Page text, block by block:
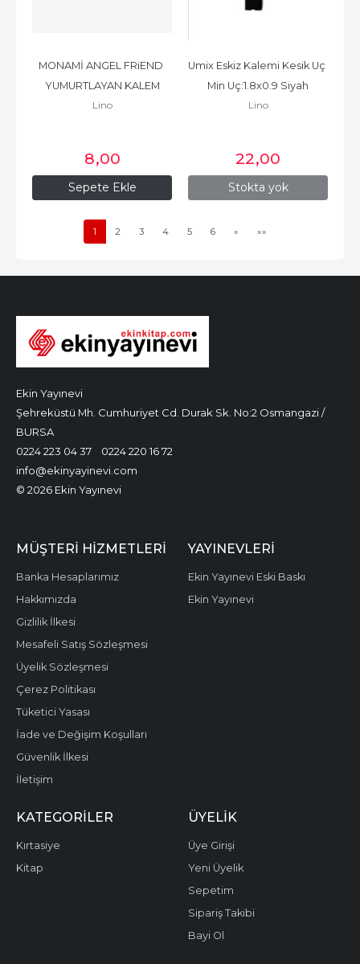
Sepete Ekle
MONAMİ ANGEL FRiEND
YUMURTLAYAN KALEM
Lino
8,00
Stokta yok
Umix Eskiz Kalemi Kesik Uç
Min Uç:1.8x0.9 Siyah
Lino
22,00
1 2 3 4 5 6 » »»
Ekin Yayınevi
Şehreküstü Mh. Cumhuriyet Cd. Durak Sk. No:2 Osmangazi /
BURSA
0224 223 04 37
0224 220 16 72
info@ekinyayinevi.com
© 2026 Ekin Yayınevi
MÜŞTERI HIZMETLERI
Banka Hesaplarımız
Hakkımızda
Gizlilik İlkesi
Mesafeli Satış Sözleşmesi
Üyelik Sözleşmesi
Çerez Politikası
Tüketici Yasası
İade ve Değişim Koşulları
Güvenlik İlkesi
İletişim
YAYINEVLERI
Ekin Yayınevi Eski Baskı
Ekin Yayınevi
KATEGORILER
Kırtasiye
Kitap
ÜYELIK
Üye Girişi
Yeni Üyelik
Sepetim
Sipariş Takibi
Bayi Ol